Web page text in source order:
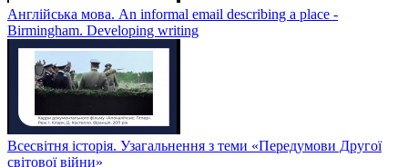
Англійська мова. An informal email describing a place -
Birmingham. Developing writing
Всесвітня історія. Узагальнення з теми «Передумови Другої
світової війни»